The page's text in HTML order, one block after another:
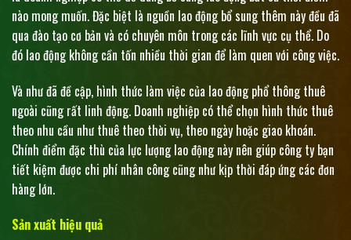
nào mong muốn. Đặc biệt là nguồn lao động bổ sung thêm này đều đã
qua đào tạo cơ bản và có chuyên môn trong các lĩnh vực cụ thể. Do
đó lao động không cần tốn nhiều thời gian để làm quen với công việc.
Và như đã đề cập, hình thức làm việc của lao động phổ thông thuê
ngoài cũng rất linh động. Doanh nghiệp có thể chọn hình thức thuê
theo nhu cầu như thuê theo thời vụ, theo ngày hoặc giao khoán.
Chính điểm đặc thù của lực lượng lao động này nên giúp công ty bạn
tiết kiệm được chi phí nhân công cũng như kịp thời đáp ứng các đơn
hàng lớn.
Sản xuất hiệu quả